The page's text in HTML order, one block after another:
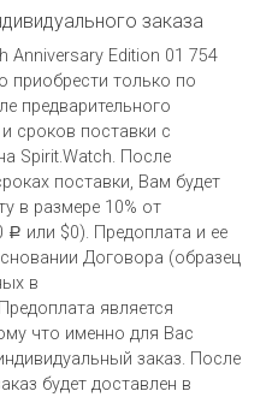
заказа
Anniversary Edition 01 754
приобрести только по
предварительного
сроков поставки с
Spirit.Watch. После
поставки, Вам будет
в размере 10% от
Р или $0). Предоплата и ее
Договора (образец
в
является
что именно для Вас
заказ. После
будет доставлен в